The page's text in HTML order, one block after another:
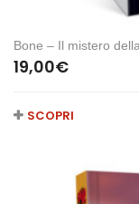
Bone – Il mistero
19,00€
SCOPRI